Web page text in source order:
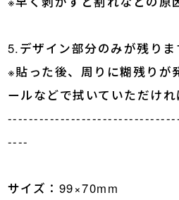
5.デザイン部分のみが残りま
※貼った後、周りに糊残りが
ールなどで拭いていただけれ
----
サイズ：99×70mm